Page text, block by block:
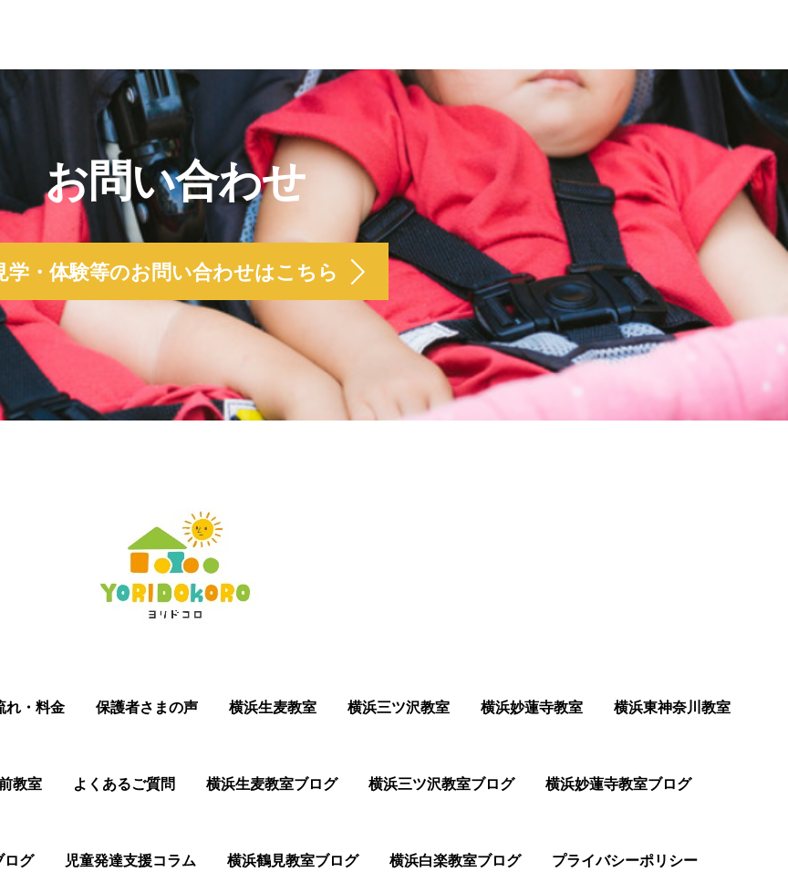
お問い合わせ
学・体験等のお問い合わせはこちら
れ・料金 保護者さまの声 横浜生麦教室 横浜三ツ沢教室 横浜妙蓮寺教室 横浜東神奈川教室
教室 よくあるご質問 横浜生麦教室ブログ 横浜三ツ沢教室ブログ 横浜妙蓮寺教室ブログ
ログ 児童発達支援コラム 横浜鶴見教室ブログ 横浜白楽教室ブログ プライバシーポリシー